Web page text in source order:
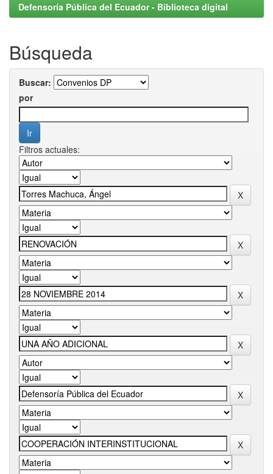
Defensoría Pública del Ecuador - Biblioteca digital
Búsqueda
Buscar:
por
Filtros actuales: